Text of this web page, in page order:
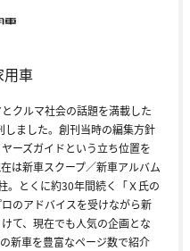
用車
クルマ社会の話題を満載した
ました。創刊当時の編集方針
ーズガイドという立ち位置を
は新車スクープ／新車アルバム
。とくに約30年間続く「Ｘ氏の
のアドバイスを受けながら新
て、現在でも人気の企画とな
新車を豊富なページ数で紹介